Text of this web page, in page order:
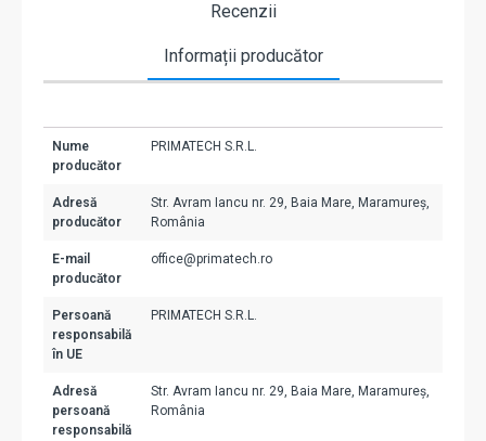
Recenzii
Informații producător
Nume
producător
PRIMATECH S.R.L.
Adresă
producător
Str. Avram Iancu nr. 29, Baia Mare, Maramureș,
România
E-mail
producător
office@primatech.ro
Persoană
responsabilă
în UE
PRIMATECH S.R.L.
Adresă
persoană
responsabilă
Str. Avram Iancu nr. 29, Baia Mare, Maramureș,
România